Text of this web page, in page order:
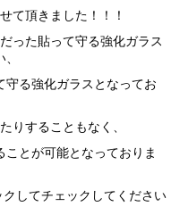
て頂きました！！！
った貼って守る強化ガラス
守る強化ガラスとなってお
りすることもなく、
とが可能となっておりま
してチェックしてください